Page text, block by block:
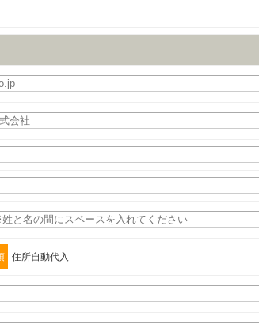
、内容の訂正、追加または削除、利用の停止、消去お
住所自動代入